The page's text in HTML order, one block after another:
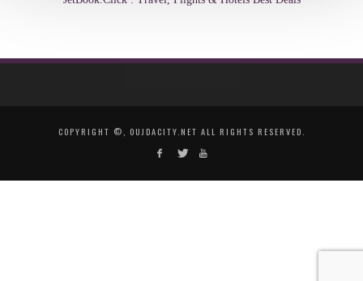
COPYRIGHT ©, OUJDACITY.NET ALL RIGHTS RESERVED.